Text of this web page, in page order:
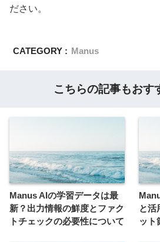
ださい。
CATEGORY : Manus
こちらの記事もおす
Manus AIの学習データは最
新？出力情報の鮮度とファク
トチェックの必要性について
と活
ット